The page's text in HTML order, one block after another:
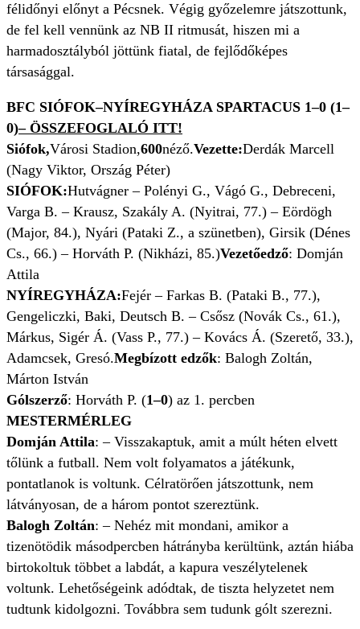
félidőnyi előnyt a Pécsnek. Végig győzelemre játszottunk,
de fel kell vennünk az NB II ritmusát, hiszen mi a
harmadosztályból jöttünk fiatal, de fejlődőképes
társasággal.
BFC SIÓFOK–NYÍREGYHÁZA SPARTACUS 1–0 (1–
0)– ÖSSZEFOGLALÓ ITT!
Siófok,Városi Stadion,600néző.Vezette:Derdák Marcell
(Nagy Viktor, Ország Péter)
SIÓFOK:Hutvágner – Polényi G., Vágó G., Debreceni,
Varga B. – Krausz, Szakály A. (Nyitrai, 77.) – Eördögh
(Major, 84.), Nyári (Pataki Z., a szünetben), Girsik (Dénes
Cs., 66.) – Horváth P. (Nikházi, 85.)Vezetőedző: Domján
Attila
NYÍREGYHÁZA:Fejér – Farkas B. (Pataki B., 77.),
Gengeliczki, Baki, Deutsch B. – Csősz (Novák Cs., 61.),
Márkus, Sigér Á. (Vass P., 77.) – Kovács Á. (Szerető, 33.),
Adamcsek, Gresó.Megbízott edzők: Balogh Zoltán,
Márton István
Gólszerző: Horváth P. (1–0) az 1. percben
MESTERMÉRLEG
Domján Attila: – Visszakaptuk, amit a múlt héten elvett
tőlünk a futball. Nem volt folyamatos a játékunk,
pontatlanok is voltunk. Célratörően játszottunk, nem
látványosan, de a három pontot szereztünk.
Balogh Zoltán: – Nehéz mit mondani, amikor a
tizenötödik másodpercben hátrányba kerültünk, aztán hiába
birtokoltuk többet a labdát, a kapura veszélytelenek
voltunk. Lehetőségeink adódtak, de tiszta helyzetet nem
tudtunk kidolgozni. Továbbra sem tudunk gólt szerezni.